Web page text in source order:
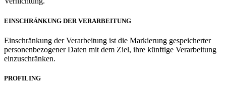
EINSCHRÄNKUNG DER VERARBEITUNG
Einschränkung der Verarbeitung ist die Markierung gespeicherter
personenbezogener Daten mit dem Ziel, ihre künftige Verarbeitung
einzuschränken.
PROFILING